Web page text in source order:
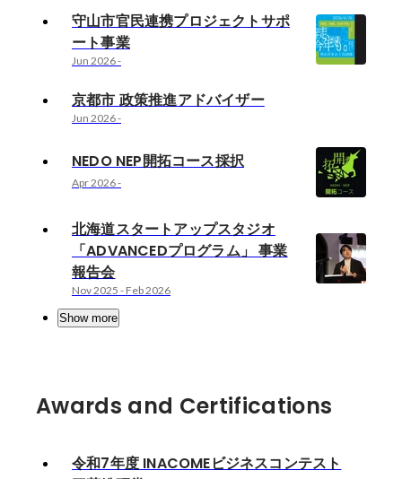
守山市官民連携プロジェクトサポ
ート事業
Jun 2026-
京都市 政策推進アドバイザー
Jun 2026-
NEDO NEP開拓コース採択
Apr 2026-
北海道スタートアップスタジオ
「ADVANCEDプログラム」 事業
報告会
Nov 2025 - Feb 2026
Show more
Awards and Certifications
令和7年度 INACOMEビジネスコンテスト